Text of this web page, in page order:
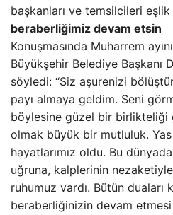
başkanları ve temsilcileri
beraberliğimiz devam etsin
Konuşmasında Muharrem
Büyükşehir Belediye Başkanı
söyledi: “Siz aşurenizi
payı almaya geldim. Seni
böylesine güzel bir birlikteliği
olmak büyük bir mutluluk.
hayatlarımız oldu. Bu
uğruna, kalplerinin
ruhumuz vardı. Bütün duaları
beraberliğinizin devam